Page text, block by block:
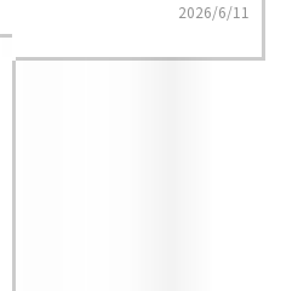
2026/6/11